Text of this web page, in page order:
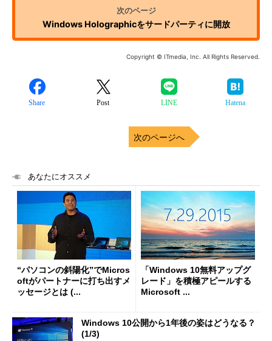
Windows Holographicをサードパーティに開放
Copyright © ITmedia, Inc. All Rights Reserved.
Share Post LINE Hatena
次のページへ
あなたにオススメ
“パソコンの斜陽化”でMicros
oftがパートナーに打ち出すメ
ッセージとは (...
「Windows 10無料アップグ
レード」を積極アピールする
Microsoft ...
Windows 10公開から1年後の姿はどうなる？
(1/3)